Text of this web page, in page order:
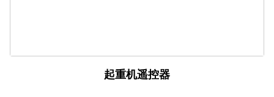
起重机遥控器